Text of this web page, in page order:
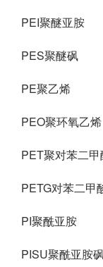
PEI聚醚亚胺
PES聚醚砜
PE聚乙烯
PEO聚环氧乙烯
PET聚对苯二
PETG对苯二甲
PI聚酰亚胺
PISU聚酰亚胺